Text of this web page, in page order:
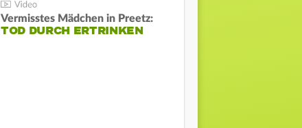
Vermisstes Mädchen in Preetz:
TOD DURCH ERTRINKEN